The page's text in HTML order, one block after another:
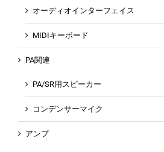
オーディオインターフェイス
MIDIキーボード
PA関連
PA/SR用スピーカー
コンデンサーマイク
アンプ